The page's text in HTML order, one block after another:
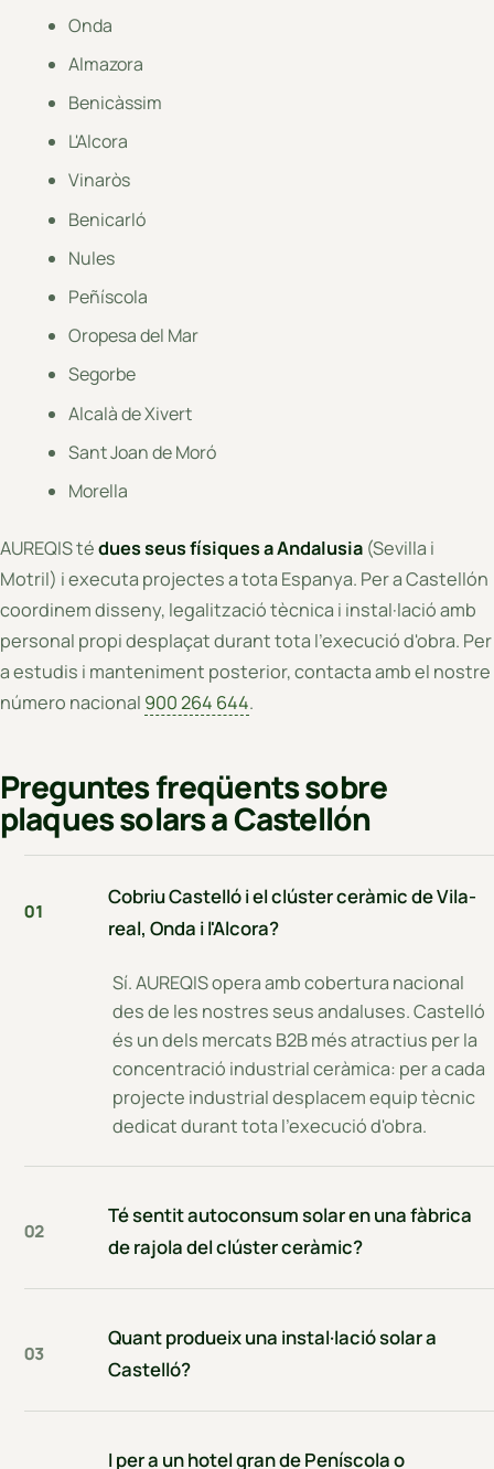
Onda
Almazora
Benicàssim
L'Alcora
Vinaròs
Benicarló
Nules
Peñíscola
Oropesa del Mar
Segorbe
Alcalà de Xivert
Sant Joan de Moró
Morella
AUREQIS tédues seus físiques a Andalusia (Sevilla i
Motril) i executa projectes a tota Espanya. Per a Castellón
coordinem disseny, legalització tècnica i instal·lació amb
personal propi desplaçat durant tota l'execució d'obra. Per
a estudis i manteniment posterior, contacta amb el nostre
número nacional 900 264 644.
Preguntes freqüents sobre
plaques solars a Castellón
01
Cobriu Castelló i el clúster ceràmic de Vila-
real, Onda i l'Alcora?
Sí. AUREQIS opera amb cobertura nacional
des de les nostres seus andaluses. Castelló
és un dels mercats B2B més atractius per la
concentració industrial ceràmica: per a cada
projecte industrial desplacem equip tècnic
dedicat durant tota l'execució d'obra.
02
Té sentit autoconsum solar en una fàbrica
de rajola del clúster ceràmic?
03
Quant produeix una instal·lació solar a
Castelló?
I per a un hotel gran de Peníscola o